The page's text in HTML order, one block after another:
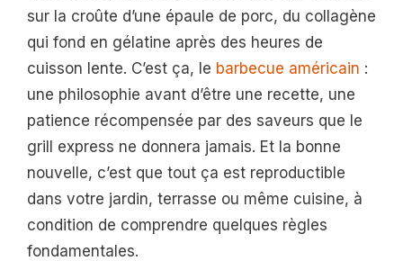
sur la croûte d’une épaule de porc, du collagène
qui fond en gélatine après des heures de
cuisson lente. C’est ça, le barbecue américain :
une philosophie avant d’être une recette, une
patience récompensée par des saveurs que le
grill express ne donnera jamais. Et la bonne
nouvelle, c’est que tout ça est reproductible
dans votre jardin, terrasse ou même cuisine, à
condition de comprendre quelques règles
fondamentales.